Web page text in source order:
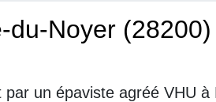
Noyer
un épaviste agréé VHU à